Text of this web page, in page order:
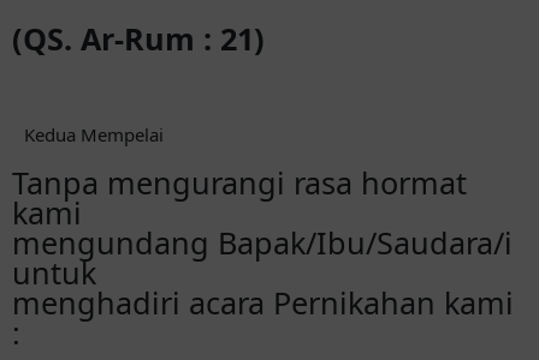
(QS. Ar-Rum : 21)
Kedua Mempelai
Tanpa mengurangi rasa hormat
kami
mengundang Bapak/Ibu/Saudara/i
untuk
menghadiri acara Pernikahan kami
: